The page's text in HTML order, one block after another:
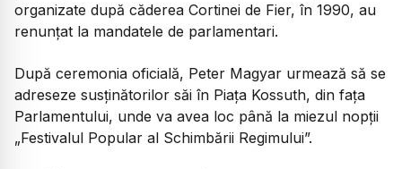
organizate după căderea Cortinei de Fier, în 1990, au
renunțat la mandatele de parlamentari.
După ceremonia oficială, Peter Magyar urmează să se
adreseze susținătorilor săi în Piața Kossuth, din fața
Parlamentului, unde va avea loc până la miezul nopții
„Festivalul Popular al Schimbării Regimului”.